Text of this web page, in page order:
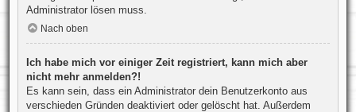
Administrator lösen muss.
Nach oben
Ich habe mich vor einiger Zeit registriert, kann mich aber
nicht mehr anmelden?!
Es kann sein, dass ein Administrator dein Benutzerkonto aus
verschieden Gründen deaktiviert oder gelöscht hat. Außerdem